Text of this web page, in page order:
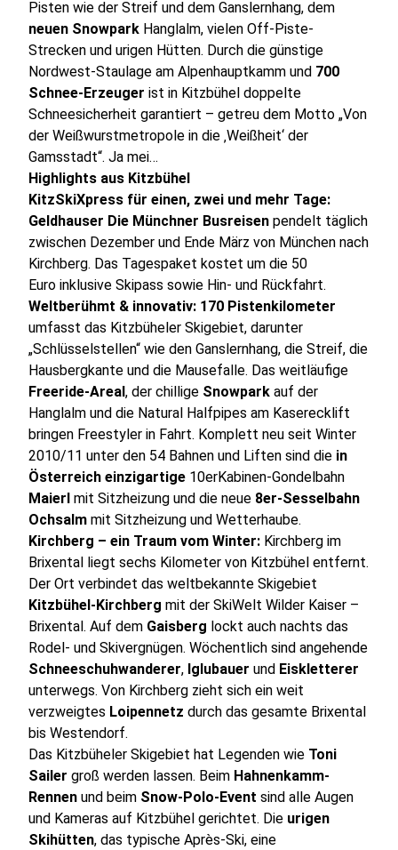
Pisten wie der Streif und dem Ganslernhang, dem
neuen Snowpark Hanglalm, vielen Off-Piste-
Strecken und urigen Hütten. Durch die günstige
Nordwest-Staulage am Alpenhauptkamm und 700
Schnee-Erzeugerist in Kitzbühel doppelte
Schneesicherheit garantiert – getreu dem Motto „Von
der Weißwurstmetropole in die ‚Weißheit‘ der
Gamsstadt“. Ja mei…
Highlights aus Kitzbühel
KitzSkiXpress für einen, zwei und mehr Tage:
Geldhauser Die Münchner Busreisenpendelt täglich
zwischen Dezember und Ende März von München nach
Kirchberg. Das Tagespaket kostet um die 50
Euro inklusive Skipass sowie Hin- und Rückfahrt.
Weltberühmt & innovativ: 170 Pistenkilometer
umfasst das Kitzbüheler Skigebiet, darunter
„Schlüsselstellen“ wie den Ganslernhang, die Streif, die
Hausbergkante und die Mausefalle. Das weitläufige
Freeride-Areal, der chillige Snowparkauf der
Hanglalm und die Natural Halfpipes am Kaserecklift
bringen Freestyler in Fahrt. Komplett neu seit Winter
2010/11 unter den 54 Bahnen und Liften sind die in
Österreich einzigartige 10erKabinen-Gondelbahn
Maierl mit Sitzheizung und die neue 8er-Sesselbahn
Ochsalmmit Sitzheizung und Wetterhaube.
Kirchberg – ein Traum vom Winter: Kirchberg im
Brixental liegt sechs Kilometer von Kitzbühel entfernt.
Der Ort verbindet das weltbekannte Skigebiet
Kitzbühel-Kirchbergmit der SkiWelt Wilder Kaiser –
Brixental. Auf dem Gaisberg lockt auch nachts das
Rodel- und Skivergnügen. Wöchentlich sind angehende
Schneeschuhwanderer, Iglubauerund Eiskletterer
unterwegs. Von Kirchberg zieht sich ein weit
verzweigtes Loipennetzdurch das gesamte Brixental
bis Westendorf.
Das Kitzbüheler Skigebiet hat Legenden wie Toni
Sailergroß werden lassen. Beim Hahnenkamm-
Rennenund beim Snow-Polo-Eventsind alle Augen
und Kameras auf Kitzbühel gerichtet. Die urigen
Skihütten, das typische Après-Ski, eine